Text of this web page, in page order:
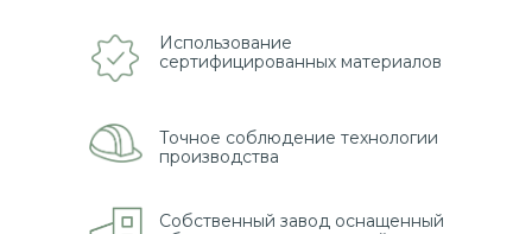
Использование
сертифицированных материалов
Точное соблюдение технологии
производства
Собственный завод оснащенный